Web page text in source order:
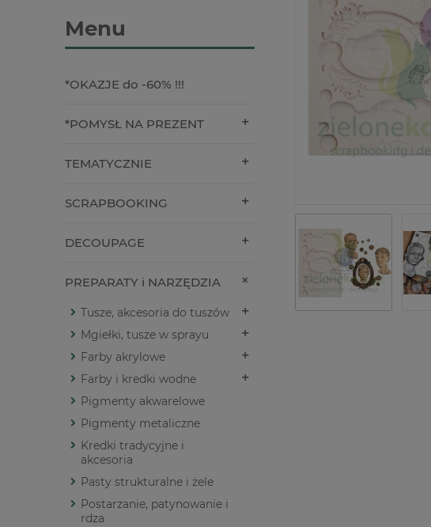
Menu
*OKAZJE do -60% !!!
*POMYSŁ NA PREZENT
TEMATYCZNIE
SCRAPBOOKING
DECOUPAGE
PREPARATY i NARZĘDZIA
Tusze, akcesoria do tuszów
Mgiełki, tusze w sprayu
Farby akrylowe
Farby i kredki wodne
Pigmenty akwarelowe
Pigmenty metaliczne
Kredki tradycyjne i
akcesoria
Pasty strukturalne i żele
Postarzanie, patynowanie i
rdza